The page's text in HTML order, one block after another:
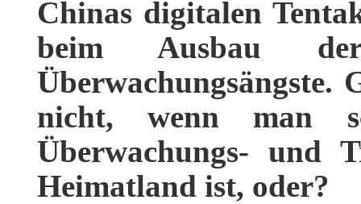
Chinas digitalen
beim Ausbau der
Überwachungsängste.
nicht, wenn man
Überwachungs- und
Heimatland ist, oder?